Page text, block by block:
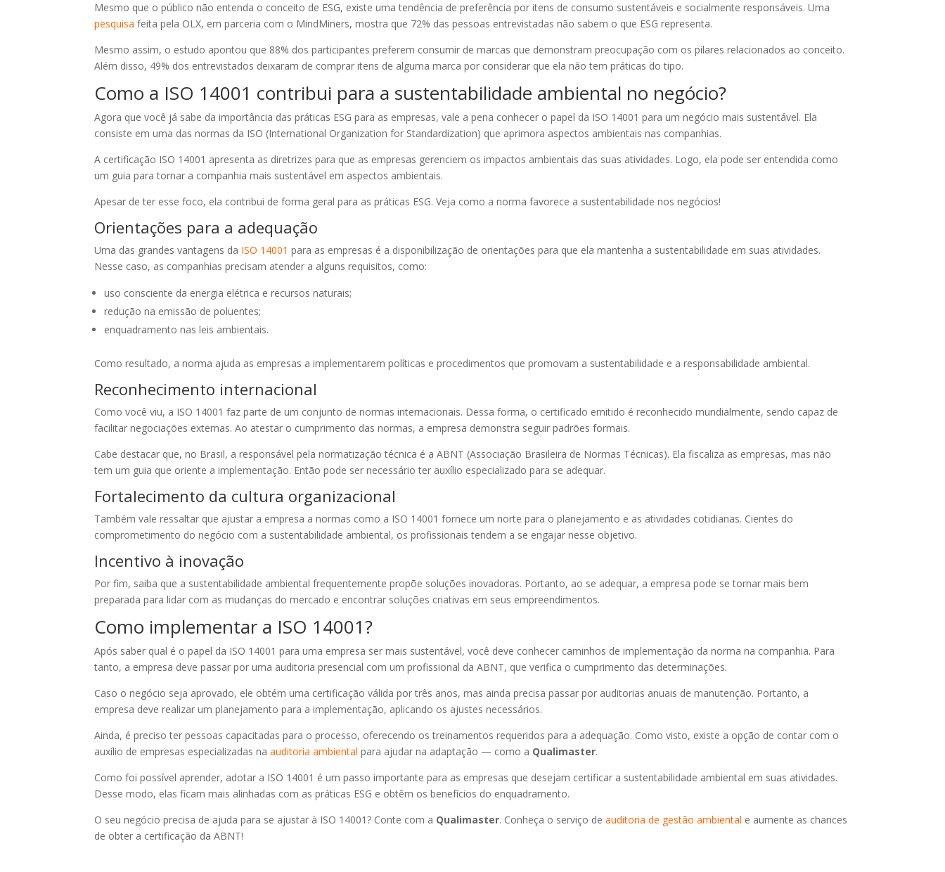
Mesmo que o público não entenda o conceito de ESG, existe uma tendência de preferência por itens de consumo sustentáveis e socialmente responsáveis. Uma
pesquisa feita pela OLX, em parceria com o MindMiners, mostra que 72% das pessoas entrevistadas não sabem o que ESG representa.
Mesmo assim, o estudo apontou que 88% dos participantes preferem consumir de marcas que demonstram preocupação com os pilares relacionados ao conceito.
Além disso, 49% dos entrevistados deixaram de comprar itens de alguma marca por considerar que ela não tem práticas do tipo.
Como a ISO 14001 contribui para a sustentabilidade ambiental no negócio?
Agora que você já sabe da importância das práticas ESG para as empresas, vale a pena conhecer o papel da ISO 14001 para um negócio mais sustentável. Ela
consiste em uma das normas da ISO (International Organization for Standardization) que aprimora aspectos ambientais nas companhias.
A certificação ISO 14001 apresenta as diretrizes para que as empresas gerenciem os impactos ambientais das suas atividades. Logo, ela pode ser entendida como
um guia para tornar a companhia mais sustentável em aspectos ambientais.
Apesar de ter esse foco, ela contribui de forma geral para as práticas ESG. Veja como a norma favorece a sustentabilidade nos negócios!
Orientações para a adequação
Uma das grandes vantagens da ISO 14001 para as empresas é a disponibilização de orientações para que ela mantenha a sustentabilidade em suas atividades.
Nesse caso, as companhias precisam atender a alguns requisitos, como:
uso consciente da energia elétrica e recursos naturais;
redução na emissão de poluentes;
enquadramento nas leis ambientais.
Como resultado, a norma ajuda as empresas a implementarem políticas e procedimentos que promovam a sustentabilidade e a responsabilidade ambiental.
Reconhecimento internacional
Como você viu, a ISO 14001 faz parte de um conjunto de normas internacionais. Dessa forma, o certificado emitido é reconhecido mundialmente, sendo capaz de
facilitar negociações externas. Ao atestar o cumprimento das normas, a empresa demonstra seguir padrões formais.
Cabe destacar que, no Brasil, a responsável pela normatização técnica é a ABNT (Associação Brasileira de Normas Técnicas). Ela fiscaliza as empresas, mas não
tem um guia que oriente a implementação. Então pode ser necessário ter auxílio especializado para se adequar.
Fortalecimento da cultura organizacional
Também vale ressaltar que ajustar a empresa a normas como a ISO 14001 fornece um norte para o planejamento e as atividades cotidianas. Cientes do
comprometimento do negócio com a sustentabilidade ambiental, os profissionais tendem a se engajar nesse objetivo.
Incentivo à inovação
Por fim, saiba que a sustentabilidade ambiental frequentemente propõe soluções inovadoras. Portanto, ao se adequar, a empresa pode se tornar mais bem
preparada para lidar com as mudanças do mercado e encontrar soluções criativas em seus empreendimentos.
Como implementar a ISO 14001?
Após saber qual é o papel da ISO 14001 para uma empresa ser mais sustentável, você deve conhecer caminhos de implementação da norma na companhia. Para
tanto, a empresa deve passar por uma auditoria presencial com um profissional da ABNT, que verifica o cumprimento das determinações.
Caso o negócio seja aprovado, ele obtém uma certificação válida por três anos, mas ainda precisa passar por auditorias anuais de manutenção. Portanto, a
empresa deve realizar um planejamento para a implementação, aplicando os ajustes necessários.
Ainda, é preciso ter pessoas capacitadas para o processo, oferecendo os treinamentos requeridos para a adequação. Como visto, existe a opção de contar com o
auxílio de empresas especializadas naauditoria ambiental para ajudar na adaptação — como a Qualimaster.
Como foi possível aprender, adotar a ISO 14001 é um passo importante para as empresas que desejam certificar a sustentabilidade ambiental em suas atividades.
Desse modo, elas ficam mais alinhadas com as práticas ESG e obtêm os benefícios do enquadramento.
O seu negócio precisa de ajuda para se ajustar à ISO 14001? Conte com a Qualimaster. Conheça o serviço deauditoria de gestão ambiental e aumente as chances
de obter a certificação da ABNT!